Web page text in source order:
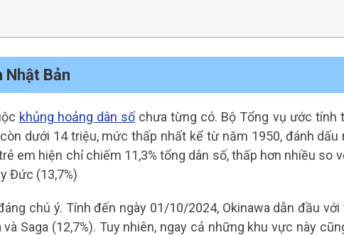
Nhật Bản
khủng hoảng dân số chưa từng có. Bộ Tổng vụ ước tính
dưới 14 triệu, mức thấp nhất kể từ năm 1950, đánh dấu
em hiện chỉ chiếm 11,3% tổng dân số, thấp hơn nhiều so
Đức (13,7%)
chú ý. Tính đến ngày 01/10/2024, Okinawa dẫn đầu
Saga (12,7%). Tuy nhiên, ngay cả những khu vực này